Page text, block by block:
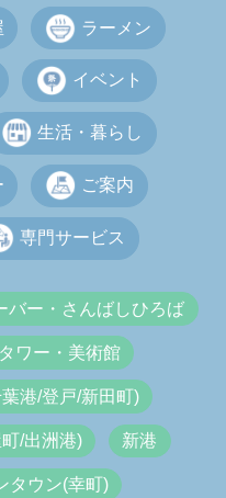
ラーメン
イベント
生活・暮らし
ご案内
専門サービス
バー・さんばしひろば
ワー・美術館
港/登戸/新田町)
/出洲港) 新港
タウン(幸町)